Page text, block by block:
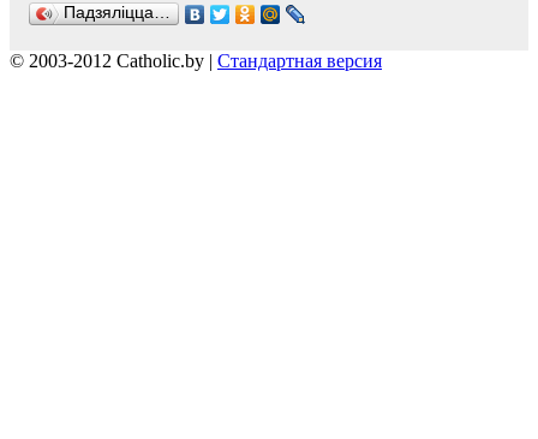
Падзяліцца…
© 2003-2012 Catholic.by | Стандартная версия